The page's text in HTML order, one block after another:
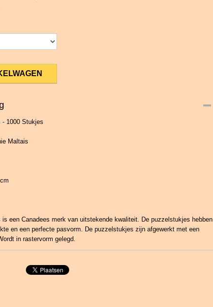
- 1000 Stukjes
Maltais
is een Canadees merk van uitstekende kwaliteit. De puzzelstukjes hebben
en een perfecte pasvorm. De puzzelstukjes zijn afgewerkt met een
in rastervorm gelegd.